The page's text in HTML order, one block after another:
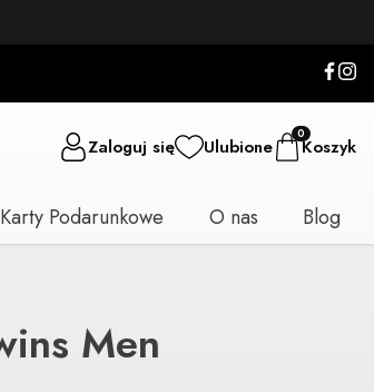
Zaloguj się Ulubione
0
Koszyk
Karty Podarunkowe O nas Blog
Men